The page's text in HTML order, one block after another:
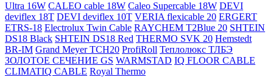
Ultra 16W CALEO cable 18W Caleo Supercable 18W DEVI
deviflex 18T DEVI deviflex 10T VERIA flexicable 20 ERGERT
ETRS-18 Electrolux Twin Cable RAYCHEM T2Blue 20 SHTEIN
DS18 Black SHTEIN DS18 Red THERMO SVK 20 Hemstedt
BR-IM Grand Meyer TCH20 ProfiRoll Теплолюкс ТЛБЭ
ЗОЛОТОЕ СЕЧЕНИЕ GS WARMSTAD IQ FLOOR CABLE
CLIMATIQ CABLE Royal Thermo